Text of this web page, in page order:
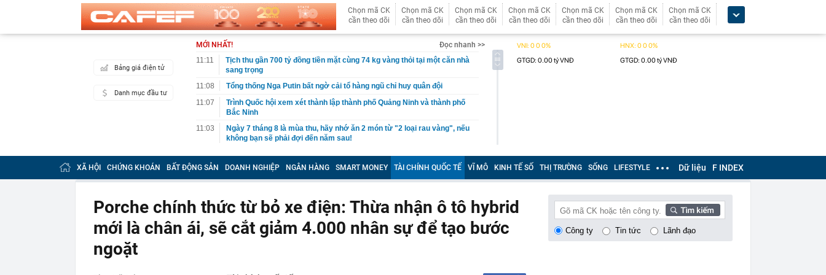
Chọn mã CK
cần theo dõi
Chọn mã CK
cần theo dõi
Chọn mã CK
cần theo dõi
Chọn mã CK
cần theo dõi
Chọn mã CK
cần theo dõi
Chọn mã CK
cần theo dõi
Chọn mã CK
cần theo dõi
Bảng giá điện tử
Danh mục đầu tư
MỚI NHẤT!
Đọc nhanh >>
11:11
Tịch thu gần 700 tỷ đồng tiền mặt cùng 74 kg vàng thỏi tại một căn nhà
sang trọng
11:08
Tổng thống Nga Putin bất ngờ cải tổ hàng ngũ chỉ huy quân đội
11:07
Trình Quốc hội xem xét thành lập thành phố Quảng Ninh và thành phố
Bắc Ninh
11:03
Ngày 7 tháng 8 là mùa thu, hãy nhớ ăn 2 món từ "2 loại rau vàng", nếu
không bạn sẽ phải đợi đến năm sau!
11:02
PNJ triệu tập đại hội đồng cổ đông bất thường
11:00
Chính phủ đề xuất hơn 288 nghìn tỷ làm đường Vành đai 5 - Vùng Thủ
đô qua 7 địa phương
11:00
Thống nhất làm đường hầm Tam Đảo gần 5.800 tỷ đồng
10:58
Bên trong công trường dự án nâng cấp sân bay Cà Mau
Tuyệt chiêu chuẩn thợ "cứu nguy" bồn rửa thoát nước chậm, bốc mùi:
XÃ HỘI CHỨNG KHOÁN BẤT ĐỘNG SẢN DOANH NGHIỆP NGÂN HÀNG SMART MONEY TÀI CHÍNH QUỐC TẾ VĨ MÔ KINH TẾ SỐ THỊ TRƯỜNG SỐNG LIFESTYLE Dữ liệu F INDEX
Porche chính thức từ bỏ xe điện: Thừa nhận ô tô hybrid
mới là chân ái, sẽ cắt giảm 4.000 nhân sự để tạo bước
ngoặt
Công ty Tin tức Lãnh đạo